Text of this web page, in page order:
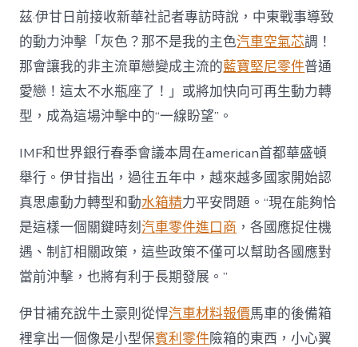
力
沖
擊
或
OSDER
奧
斯
件
商
加
快
全
球
可
再
力
轉
型
茲·伊甘日前接收新華社記者專訪時說，中東戰事導致
的動力沖擊「灰色？那不是我的主色汽車空氣芯調！
那會讓我的非主流單戀變成主流的藍寶堅尼零件普通
愛戀！這太不水瓶座了！」或將加快向可再生動力轉
型，成為這場沖擊中的“一線盼望”。
IMF和世界銀行春季會議本周在american首都華盛頓
舉行。伊甘指出，過往五年中，越來越多國家開始認
真思慮動力轉型和動水箱精力平安問題。“現在能夠恰
是這樣一個關鍵時刻汽車零件進口商 ，各國應捉住機
遇、制訂相關政策，這些政策不僅可以幫助各國應對
當前沖擊，也將有利于長期發展。”
伊甘補充說牛土豪則從悍汽車材料報價馬車的後備箱
裡拿出一個像是小型保賓利零件險箱的東西，小心翼